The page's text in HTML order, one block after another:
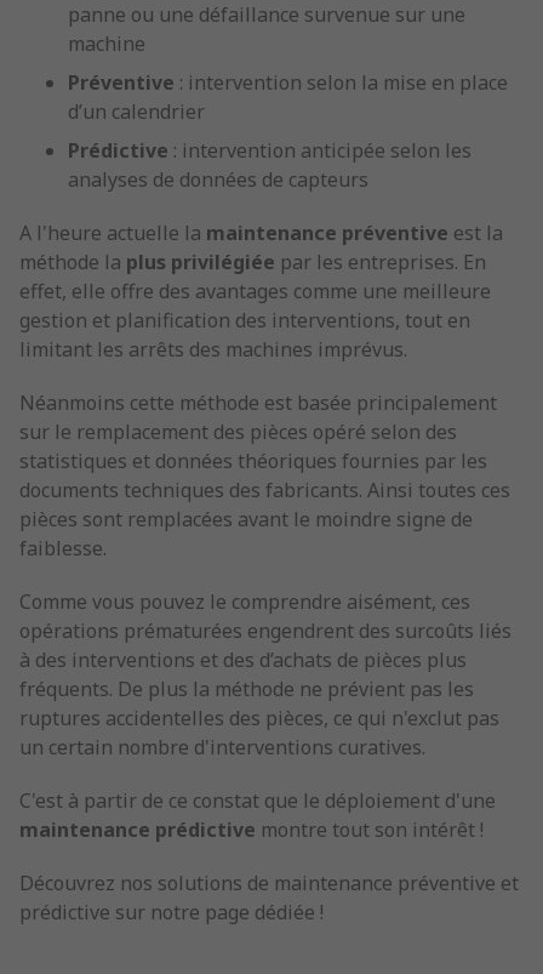
panne ou une défaillance survenue sur une
machine
Préventive : intervention selon la mise en place
d’un calendrier
Prédictive : intervention anticipée selon les
analyses de données de capteurs
A l'heure actuelle la maintenance préventive est la
méthode la plus privilégiée par les entreprises. En
effet, elle offre des avantages comme une meilleure
gestion et planification des interventions, tout en
limitant les arrêts des machines imprévus.
Néanmoins cette méthode est basée principalement
sur le remplacement des pièces opéré selon des
statistiques et données théoriques fournies par les
documents techniques des fabricants. Ainsi toutes ces
pièces sont remplacées avant le moindre signe de
faiblesse.
Comme vous pouvez le comprendre aisément, ces
opérations prématurées engendrent des surcoûts liés
à des interventions et des d’achats de pièces plus
fréquents. De plus la méthode ne prévient pas les
ruptures accidentelles des pièces, ce qui n'exclut pas
un certain nombre d'interventions curatives.
C'est à partir de ce constat que le déploiement d'une
maintenance prédictive montre tout son intérêt !
Découvrez nos solutions de maintenance préventive et
prédictive sur notre page dédiée !